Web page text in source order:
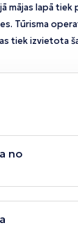
mājas lapā
Tūrisma
tiek izvietota
no